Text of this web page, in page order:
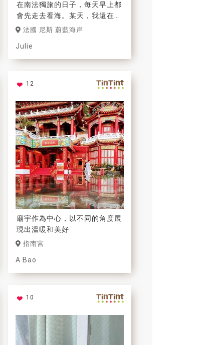
在南法獨旅的日子，每天早上都
會先走去看海。某天，我還在海
邊認識了一個日本女生，結果發
法國 尼斯 蔚藍海岸
Julie
12
廟宇作為中心，以不同的角度展
現出溫暖和美好
指南宮
A Bao
10